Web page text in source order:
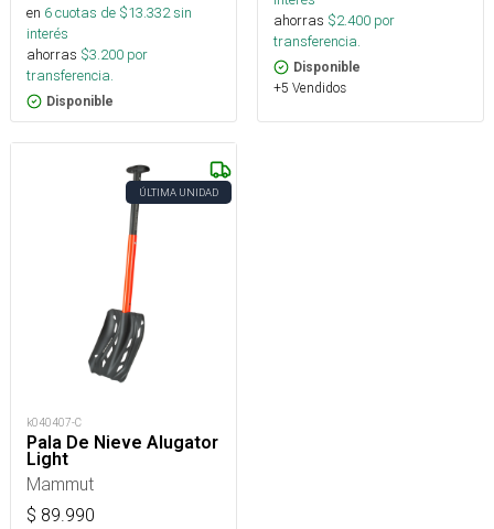
en 6cuotas de $13.332sin
interés
ahorras $3.200 por
transferencia.
Disponible
ahorras $2.400 por
transferencia.
Disponible
+5 Vendidos
ÚLTIMA UNIDAD
k040407-C
Pala De Nieve Alugator
Light
Mammut
$ 89.990